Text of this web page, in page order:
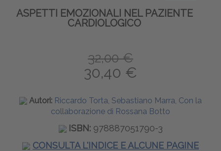
ASPETTI EMOZIONALI NEL PAZIENTE
CARDIOLOGICO
32,00 €
30,40 €
Autori: Riccardo Torta, Sebastiano Marra, Con la
collaborazione di Rossana Botto
ISBN: 978887051790-3
CONSULTA L'INDICE E ALCUNE PAGINE